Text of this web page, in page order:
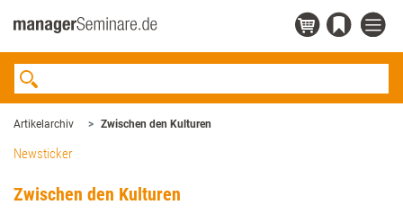
Artikelarchiv Zwischen den Kulturen
Newsticker
Zwischen den Kulturen